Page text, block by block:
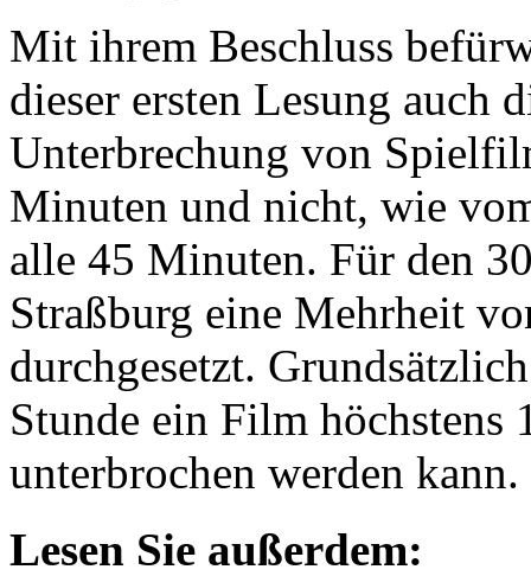
Mit ihrem Beschluss
dieser ersten Lesung auch
Unterbrechung von
Minuten und nicht, wie
alle 45 Minuten. Für den
Straßburg eine Mehrheit
durchgesetzt.
Stunde ein Film
unterbrochen werden kann.
Lesen Sie außerdem: